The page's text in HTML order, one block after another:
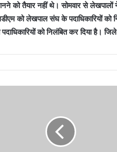
को तैयार नहीं थे। सोमवार से लेखपालों
को लेखपाल संघ के पदाधिकारियों
को निलंबित कर दिया है।